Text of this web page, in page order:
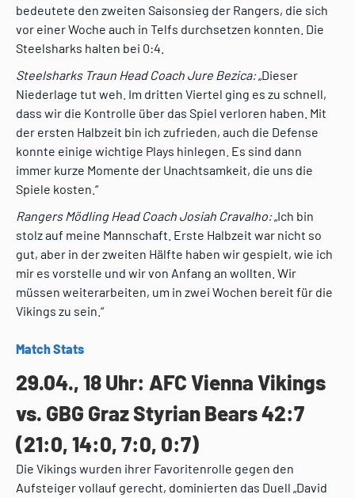
bedeutete den zweiten Saisonsieg der Rangers, die sich
vor einer Woche auch in Telfs durchsetzen konnten. Die
Steelsharks halten bei 0:4.
Steelsharks Traun Head Coach Jure Bezica:„Dieser
Niederlage tut weh. Im dritten Viertel ging es zu schnell,
dass wir die Kontrolle über das Spiel verloren haben. Mit
der ersten Halbzeit bin ich zufrieden, auch die Defense
konnte einige wichtige Plays hinlegen. Es sind dann
immer kurze Momente der Unachtsamkeit, die uns die
Spiele kosten.“
Rangers Mödling Head Coach Josiah Cravalho:„Ich bin
stolz auf meine Mannschaft. Erste Halbzeit war nicht so
gut, aber in der zweiten Hälfte haben wir gespielt, wie ich
mir es vorstelle und wir von Anfang an wollten. Wir
müssen weiterarbeiten, um in zwei Wochen bereit für die
Vikings zu sein.“
Match Stats
29.04., 18 Uhr: AFC Vienna Vikings
vs. GBG Graz Styrian Bears 42:7
(21:0, 14:0, 7:0, 0:7)
Die Vikings wurden ihrer Favoritenrolle gegen den
Aufsteiger vollauf gerecht, dominierten das Duell „David